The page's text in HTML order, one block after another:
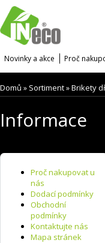
Novinky a akce Proč
Domů » Sortiment»Brikety
Informace
Proč nakupovat u
nás
Dodací podmínky
Obchodní
podmínky
Kontaktujte nás
Mapa stránek